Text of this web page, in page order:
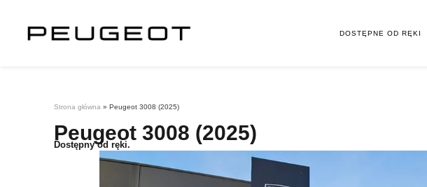
DOSTĘPNE OD RĘKI
Strona główna » Peugeot 3008 (2025)
Peugeot 3008 (2025)
Dostępny od ręki.